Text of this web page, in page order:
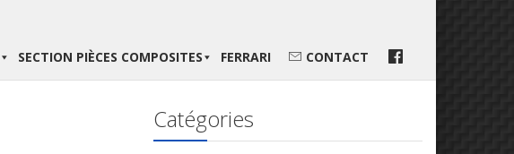
SECTION PIÈCES COMPOSITES FERRARI CONTACT
Catégories